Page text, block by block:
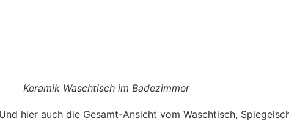
Keramik Waschtisch im Badezimmer
Und hier auch die Gesamt-Ansicht vom Waschtisch,